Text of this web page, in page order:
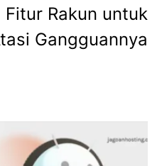
Fitur Rakun untuk
Gangguannya